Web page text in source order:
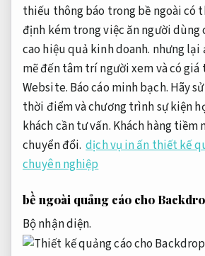
thiếu thông báo trong bề ngoài có
định kém trong việc ăn người dùng
cao hiệu quả kinh doanh. nhưng lại
mẽ đến tâm trí người xem và có giá
Website. Báo cáo minh bạch. Hãy
thời điểm và chương trình sự kiện
khách cần tư vấn. Khách hàng tiềm
chuyển đổi. dịch vụ in ấn thiết kế
chuyên nghiệp
bề ngoài quảng cáo cho
Bộ nhận diện.